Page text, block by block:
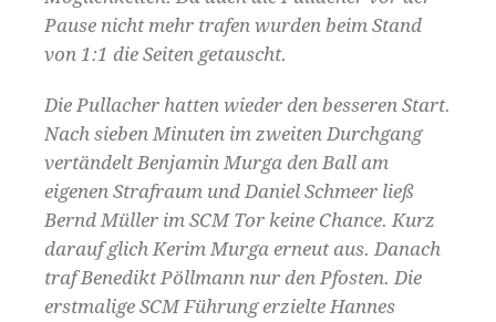
Pause nicht mehr trafen wurden beim Stand
von 1:1 die Seiten getauscht.
Die Pullacher hatten wieder den besseren Start.
Nach sieben Minuten im zweiten Durchgang
vertändelt Benjamin Murga den Ball am
eigenen Strafraum und Daniel Schmeer ließ
Bernd Müller im SCM Tor keine Chance. Kurz
darauf glich Kerim Murga erneut aus. Danach
traf Benedikt Pöllmann nur den Pfosten. Die
erstmalige SCM Führung erzielte Hannes